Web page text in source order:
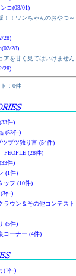
コ(03/01)
！！ワンちゃんのおやつ～
28)
28)
アを甘く見てはいけません
28)
：0件
件)
(53件)
ツブツ独り言 (54件)
(28件)
件)
(1件)
ッフ (10件)
件)
ラウン＆その他コンテスト
(5件)
コーナー (4件)
(1件)